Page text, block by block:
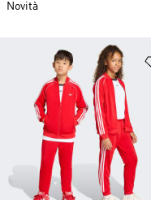
Novità